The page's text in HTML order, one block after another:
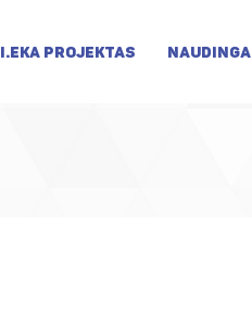
I.EKA PROJEKTAS NAUDINGA